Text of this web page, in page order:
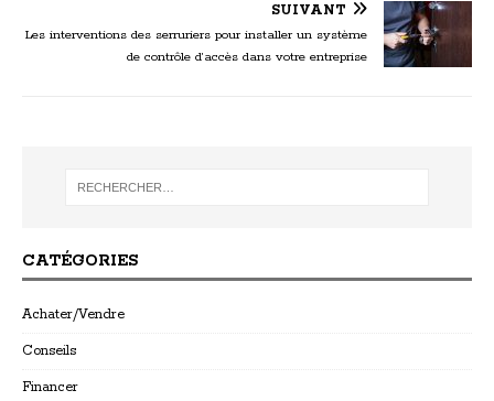
SUIVANT
Les interventions des serruriers pour installer un système
de contrôle d’accès dans votre entreprise
CATÉGORIES
Achater/Vendre
Conseils
Financer